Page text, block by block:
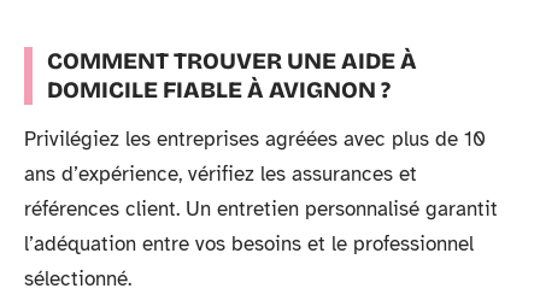
COMMENT TROUVER UNE AIDE À
DOMICILE FIABLE À AVIGNON ?
Privilégiez les entreprises agréées avec plus de 10
ans d’expérience, vérifiez les assurances et
références client. Un entretien personnalisé garantit
l’adéquation entre vos besoins et le professionnel
sélectionné.